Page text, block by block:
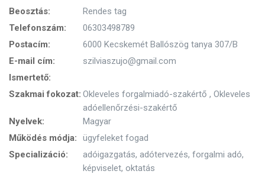
Beosztás:
Rendes tag
Telefonszám:
06303498789
Postacím:
6000 Kecskemét Ballószög tanya 307/B
E-mail cím:
szilviaszujo@gmail.com
Ismertető:
Szakmai fokozat: Okleveles forgalmiadó-szakértő , Okleveles
adóellenőrzési-szakértő
Nyelvek:
Magyar
Működés módja:
ügyfeleket fogad
Specializáció:
adóigazgatás, adótervezés, forgalmi adó,
képviselet, oktatás